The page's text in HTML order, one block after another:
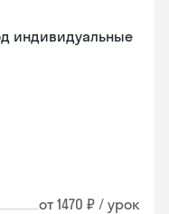
индивидуальные
от 1470 ₽ / урок